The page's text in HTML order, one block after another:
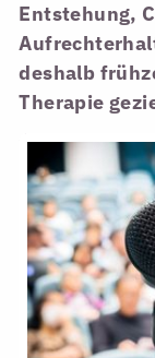
Entstehung,
deshalb
Therapie